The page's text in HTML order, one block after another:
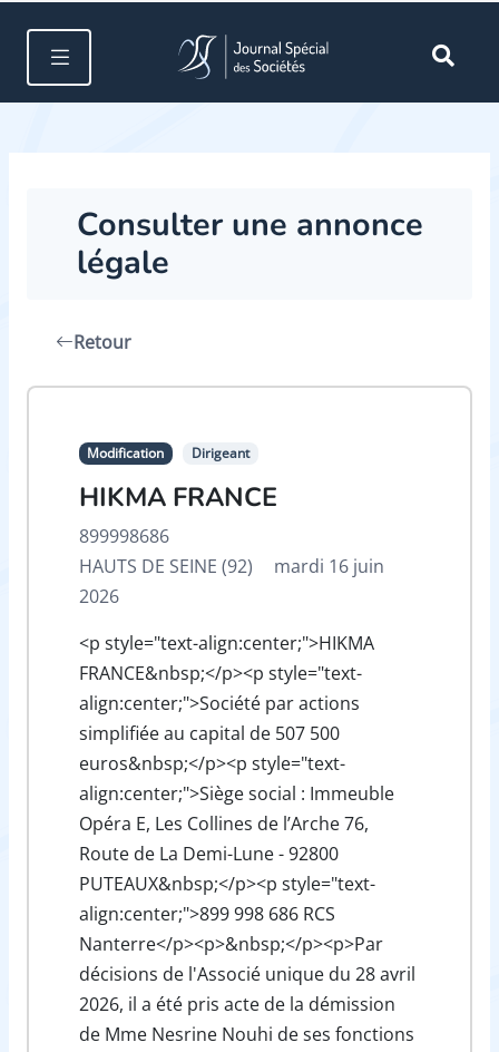
Consulter une annonce
légale
Retour
Modification Dirigeant
HIKMA FRANCE
899998686
HAUTS DE SEINE (92)
mardi 16 juin
2026
<p style="text-align:center;">HIKMA
FRANCE&nbsp;</p><p style="text-
align:center;">Société par actions
simplifiée au capital de 507 500
euros&nbsp;</p><p style="text-
align:center;">Siège social : Immeuble
Opéra E, Les Collines de l’Arche 76,
Route de La Demi-Lune - 92800
PUTEAUX&nbsp;</p><p style="text-
align:center;">899 998 686 RCS
Nanterre</p><p>&nbsp;</p><p>Par
décisions de l'Associé unique du 28 avril
2026, il a été pris acte de la démission
de Mme Nesrine Nouhi de ses fonctions